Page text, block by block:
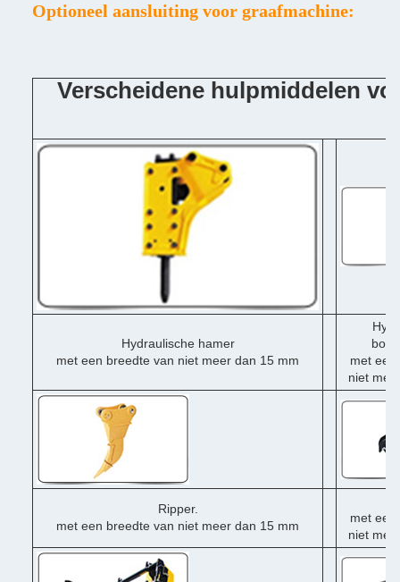
Optioneel aansluiting voor graafmachine:
Verscheidene hulpmiddelen
Hydraulische hamer
met een breedte van niet meer dan 15 mm
met een
niet
Ripper.
met een breedte van niet meer dan 15 mm
met een
niet